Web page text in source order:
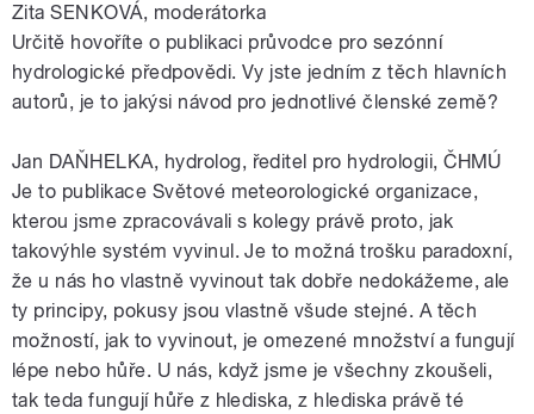
Zita SENKOVÁ, moderátorka
Určitě hovoříte o publikaci průvodce pro sezónní
hydrologické předpovědi. Vy jste jedním z těch hlavních
autorů, je to jakýsi návod pro jednotlivé členské země?
Jan DAŇHELKA, hydrolog, ředitel pro hydrologii, ČHMÚ
Je to publikace Světové meteorologické organizace,
kterou jsme zpracovávali s kolegy právě proto, jak
takovýhle systém vyvinul. Je to možná trošku paradoxní,
že u nás ho vlastně vyvinout tak dobře nedokážeme, ale
ty principy, pokusy jsou vlastně všude stejné. A těch
možností, jak to vyvinout, je omezené množství a fungují
lépe nebo hůře. U nás, když jsme je všechny zkoušeli,
tak teda fungují hůře z hlediska, z hlediska právě té